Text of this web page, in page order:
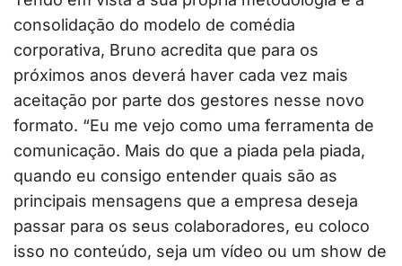
consolidação do modelo de comédia
corporativa, Bruno acredita que para os
próximos anos deverá haver cada vez mais
aceitação por parte dos gestores nesse novo
formato. “Eu me vejo como uma ferramenta de
comunicação. Mais do que a piada pela piada,
quando eu consigo entender quais são as
principais mensagens que a empresa deseja
passar para os seus colaboradores, eu coloco
isso no conteúdo, seja um vídeo ou um show de